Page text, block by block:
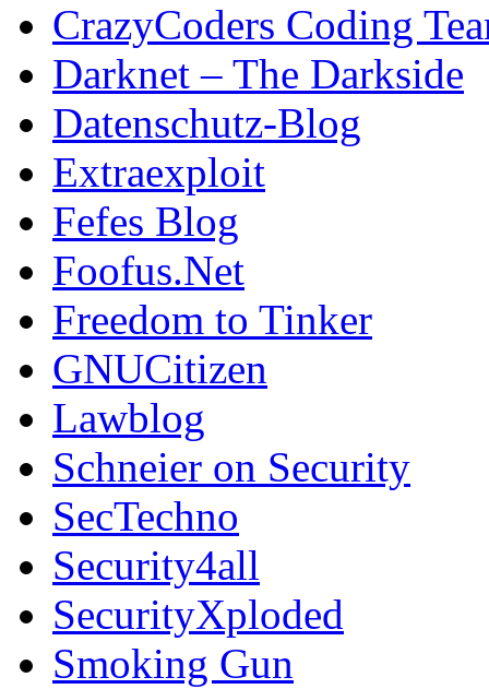
CrazyCoders Coding
Darknet – The Darkside
Datenschutz-Blog
Extraexploit
Fefes Blog
Foofus.Net
Freedom to Tinker
GNUCitizen
Lawblog
Schneier on Security
SecTechno
Security4all
SecurityXploded
Smoking Gun